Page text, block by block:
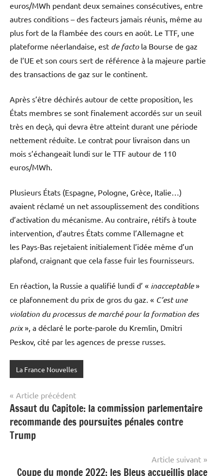
euros/MWh pendant deux semaines consécutives, entre
autres conditions – des facteurs jamais réunis, même au
plus fort de la flambée des cours en août. Le TTF, une
plateforme néerlandaise, est de factola Bourse de gaz
de l’UE et son cours sert de référence à la majeure partie
des transactions de gaz sur le continent.
Après s’être déchirés autour de cette proposition, les
États membres se sont finalement accordés sur un seuil
très en deçà, qui devra être atteint durant une période
nettement réduite. Le contrat pour livraison dans un
mois s’échangeait lundi sur le TTF autour de 110
euros/MWh.
Plusieurs États (Espagne, Pologne, Grèce, Italie…)
avaient réclamé un net assouplissement des conditions
d’activation du mécanisme. Au contraire, rétifs à toute
intervention, d’autres États comme l’Allemagne et
les Pays-Bas rejetaient initialement l’idée même d’un
plafond, craignant que cela fasse fuir les fournisseurs.
En réaction, la Russie a qualifié lundi d’ « inacceptable»
ce plafonnement du prix de gros du gaz. « C’est une
violation du processus de marché pour la formation des
prix», a déclaré le porte-parole du Kremlin, Dmitri
Peskov, cité par les agences de presse russes.
La France Nouvelles
Navigation
de
l’article
Article précédent
Assaut du Capitole: la commission parlementaire
recommande des poursuites pénales contre
Trump
Article suivant
Coupe du monde 2022: les Bleus accueillis place